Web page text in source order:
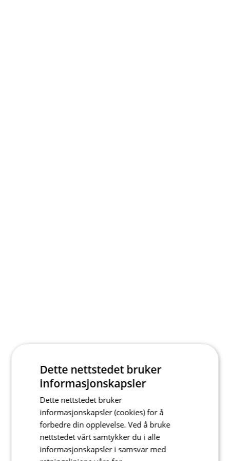
Dette nettstedet bruker
informasjonskapsler
Dette nettstedet bruker
informasjonskapsler (cookies) for å
forbedre din opplevelse. Ved å bruke
nettstedet vårt samtykker du i alle
informasjonskapsler i samsvar med